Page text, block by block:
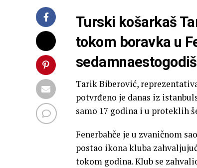
Turski košarkaš
tokom boravka u
Tarik Biberović,
potvrđeno je danas iz
samo 17 godina i u proteklih
Fenerbahče je u zvaničnom
postao ikona kluba
tokom godina. Klub se